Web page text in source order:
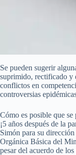
Se pueden sugerir
suprimido, rectificado y
conflictos en
controversias
Cómo es posible que
¡5 años después de la
Simón para su
Orgánica Básica del
pesar del acuerdo de